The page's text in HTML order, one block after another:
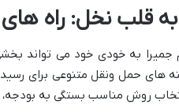
قلب نخل: راه های
جمیرا به خودی خود می تواند
های حمل ونقل متنوعی برای
روش مناسب بستگی به بودجه،